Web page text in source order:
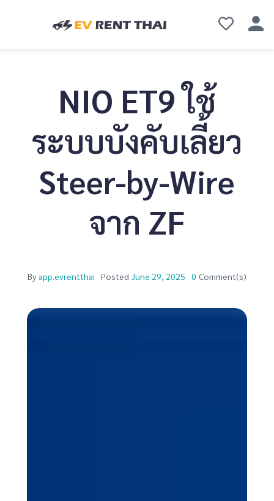
NIO ET9 ใช้
ระบบบังคับเลี้ยว
Steer-by-Wire
จาก ZF
By app.evrentthai Posted June 29, 2025 0 Comment(s)